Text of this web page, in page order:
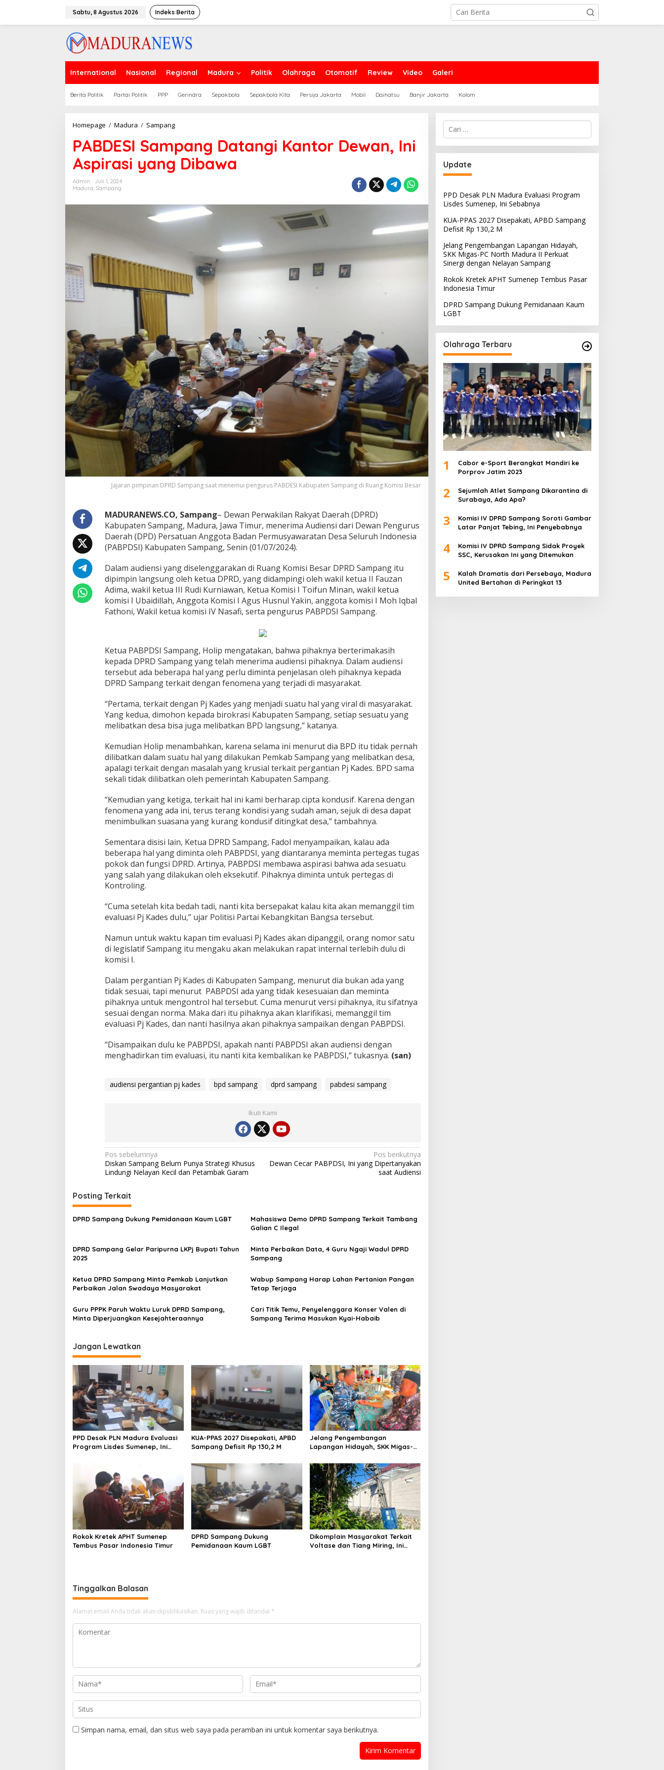
Sabtu, 8 Agustus 2026 Indeks Berita
International Nasional Regional Madura Politik Olahraga Otomotif Review Video Galeri
Berita Politik Partai Politik PPP Gerindra Sepakbola Sepakbola Kita Persija Jakarta Mobil Daihatsu Banjir Jakarta Kolom
Homepage / Madura / SampangPABDESI
Datangi
Kantor
Dewan,
Ini
PABDESI Sampang Datangi Kantor Dewan, Ini
Aspirasi yang Dibawa
Admin
Juli 1, 2024
Madura, Sampang
Jajaran pimpinan DPRD Sampang saat menemui pengurus PABDESI Kabupaten Sampang di Ruang Komisi Besar
MADURANEWS.CO, Sampang– Dewan Perwakilan Rakyat Daerah (DPRD)
Kabupaten Sampang, Madura, Jawa Timur, menerima Audiensi dari Dewan Pengurus
Daerah (DPD) Persatuan Anggota Badan Permusyawaratan Desa Seluruh Indonesia
(PABPDSI) Kabupaten Sampang, Senin (01/07/2024).
Dalam audiensi yang diselenggarakan di Ruang Komisi Besar DPRD Sampang itu
dipimpin langsung oleh ketua DPRD, yang didampingi oleh wakil ketua II Fauzan
Adima, wakil ketua III Rudi Kurniawan, Ketua Komisi I Toifun Minan, wakil ketua
komisi I Ubaidillah, Anggota Komisi I Agus Husnul Yakin, anggota komisi I Moh Iqbal
Fathoni, Wakil ketua komisi IV Nasafi, serta pengurus PABPDSI Sampang.
Ketua PABPDSI Sampang, Holip mengatakan, bahwa pihaknya berterimakasih
kepada DPRD Sampang yang telah menerima audiensi pihaknya. Dalam audiensi
tersebut ada beberapa hal yang perlu diminta penjelasan oleh pihaknya kepada
DPRD Sampang terkait dengan fenomena yang terjadi di masyarakat.
“Pertama, terkait dengan Pj Kades yang menjadi suatu hal yang viral di masyarakat.
Yang kedua, dimohon kepada birokrasi Kabupaten Sampang, setiap sesuatu yang
melibatkan desa bisa juga melibatkan BPD langsung,” katanya.
Kemudian Holip menambahkan, karena selama ini menurut dia BPD itu tidak pernah
dilibatkan dalam suatu hal yang dilakukan Pemkab Sampang yang melibatkan desa,
apalagi terkait dengan masalah yang krusial terkait pergantian Pj Kades. BPD sama
sekali tidak dilibatkan oleh pemerintah Kabupaten Sampang.
“Kemudian yang ketiga, terkait hal ini kami berharap cipta kondusif. Karena dengan
fenomena yang ada ini, terus terang kondisi yang sudah aman, sejuk di desa dapat
menimbulkan suasana yang kurang kondusif ditingkat desa,” tambahnya.
Sementara disisi lain, Ketua DPRD Sampang, Fadol menyampaikan, kalau ada
beberapa hal yang diminta oleh PABPDSI, yang diantaranya meminta pertegas tugas
pokok dan fungsi DPRD. Artinya, PABPDSI membawa aspirasi bahwa ada sesuatu
yang salah yang dilakukan oleh eksekutif. Pihaknya diminta untuk pertegas di
Kontroling.
“Cuma setelah kita bedah tadi, nanti kita bersepakat kalau kita akan memanggil tim
evaluasi Pj Kades dulu,” ujar Politisi Partai Kebangkitan Bangsa tersebut.
Namun untuk waktu kapan tim evaluasi Pj Kades akan dipanggil, orang nomor satu
di legislatif Sampang itu mengaku akan melakukan rapat internal terlebih dulu di
komisi I.
Dalam pergantian Pj Kades di Kabupaten Sampang, menurut dia bukan ada yang
tidak sesuai, tapi menurut PABPDSI ada yang tidak kesesuaian dan meminta
pihaknya untuk mengontrol hal tersebut. Cuma menurut versi pihaknya, itu sifatnya
sesuai dengan norma. Maka dari itu pihaknya akan klarifikasi, memanggil tim
evaluasi Pj Kades, dan nanti hasilnya akan pihaknya sampaikan dengan PABPDSI.
“Disampaikan dulu ke PABPDSI, apakah nanti PABPDSI akan audiensi dengan
menghadirkan tim evaluasi, itu nanti kita kembalikan ke PABPDSI,” tukasnya. (san)
audiensi pergantian pj kades bpd sampang dprd sampang pabdesi sampang
Ikuti Kami
Navigasi
pos
Pos sebelumnya
Diskan Sampang Belum Punya Strategi Khusus
Lindungi Nelayan Kecil dan Petambak Garam
Pos berikutnya
Dewan Cecar PABPDSI, Ini yang Dipertanyakan
saat Audiensi
Posting Terkait
DPRD Sampang Dukung Pemidanaan Kaum LGBT
Mahasiswa Demo DPRD Sampang Terkait Tambang
Galian C Ilegal
DPRD Sampang Gelar Paripurna LKPj Bupati Tahun
2025
Minta Perbaikan Data, 4 Guru Ngaji Wadul DPRD
Sampang
Ketua DPRD Sampang Minta Pemkab Lanjutkan
Perbaikan Jalan Swadaya Masyarakat
Wabup Sampang Harap Lahan Pertanian Pangan
Tetap Terjaga
Guru PPPK Paruh Waktu Luruk DPRD Sampang,
Minta Diperjuangkan Kesejahteraannya
Cari Titik Temu, Penyelenggara Konser Valen di
Sampang Terima Masukan Kyai-Habaib
Jangan Lewatkan
PPD Desak PLN Madura Evaluasi
Program Lisdes Sumenep, Ini
KUA-PPAS 2027 Disepakati, APBD
Sampang Defisit Rp 130,2 M
Jelang Pengembangan
Lapangan Hidayah, SKK Migas-
Sinergi dengan Nelayan
Sampang
Rokok Kretek APHT Sumenep
Tembus Pasar Indonesia Timur
DPRD Sampang Dukung
Pemidanaan Kaum LGBT
Dikomplain Masyarakat Terkait
Voltase dan Tiang Miring, Ini
Tinggalkan Balasan
Alamat email Anda tidak akan dipublikasikan. Ruas yang wajib ditandai *
Simpan nama, email, dan situs web saya pada peramban ini untuk komentar saya berikutnya.
Cari
untuk:
Update
PPD Desak PLN Madura Evaluasi Program
Lisdes Sumenep, Ini Sebabnya
KUA-PPAS 2027 Disepakati, APBD Sampang
Defisit Rp 130,2 M
Jelang Pengembangan Lapangan Hidayah,
SKK Migas-PC North Madura II Perkuat
Sinergi dengan Nelayan Sampang
Rokok Kretek APHT Sumenep Tembus Pasar
Indonesia Timur
DPRD Sampang Dukung Pemidanaan Kaum
LGBT
Olahraga Terbaru
1
Cabor e-Sport Berangkat Mandiri ke
Porprov Jatim 2023
2
Sejumlah Atlet Sampang Dikarantina di
Surabaya, Ada Apa?
3
Komisi IV DPRD Sampang Soroti Gambar
Latar Panjat Tebing, Ini Penyebabnya
4
Komisi IV DPRD Sampang Sidak Proyek
SSC, Kerusakan Ini yang Ditemukan
5
Kalah Dramatis dari Persebaya, Madura
United Bertahan di Peringkat 13